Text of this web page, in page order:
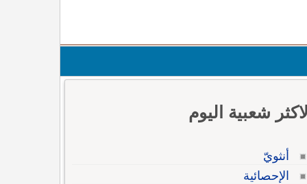
الاكثر شعبية اليوم
أنثويّ
الإحصائية